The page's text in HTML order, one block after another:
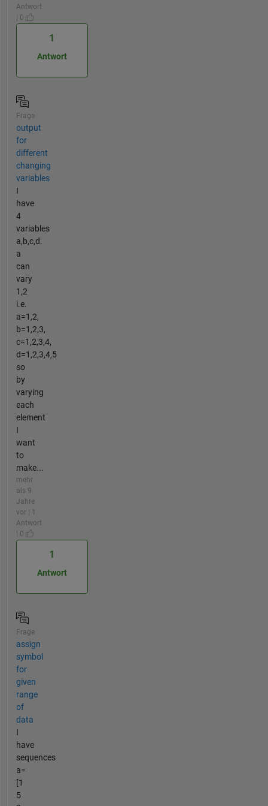
Antwort
| 0
1
Antwort
Frage
output
for
different
changing
variables
I
have
4
variables
a,b,c,d.
a
can
vary
1,2
i.e.
a=1,2,
b=1,2,3,
c=1,2,3,4,
d=1,2,3,4,5
so
by
varying
each
element
I
want
to
make...
mehr
als 9
Jahre
vor | 1
Antwort
| 0
1
Antwort
Frage
assign
symbol
for
given
range
of
data
I
have
sequences
a=
[1
5